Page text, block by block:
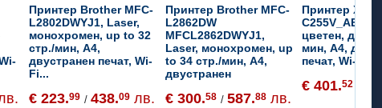
Принтер Brother MFC-
L2802DWYJ1, Laser,
монохромен, up to 32
стр./мин, A4,
двустранен печат, Wi-
Fi...
€ 223.99 /438.09 лв.
Принтер Brother MFC-
L2862DW
MFCL2862DWYJ1,
Laser, монохромен, up
to 34 стр./мин, A4,
двустранен
€ 300.58 /587.88 лв.
Принтер
C255V_AEU,
цветен, до 25
мин, A4,
печат, Wi-Fi,
€ 401.52